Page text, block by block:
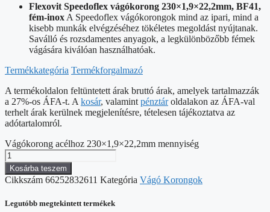
Flexovit Speedoflex vágókorong 230×1,9×22,2mm, BF41,
fém-inox A Speedoflex vágókorongok mind az ipari, mind a
kisebb munkák elvégzéséhez tökéletes megoldást nyújtanak.
Saválló és rozsdamentes anyagok, a legkülönbözőbb fémek
vágására kiválóan használhatóak.
Termékkategória Termékforgalmazó
A termékoldalon feltüntetett árak bruttó árak, amelyek tartalmazzák
a 27%-os ÁFA-t. A kosár, valamint pénztároldalakon az ÁFA-val
terhelt árak kerülnek megjelenítésre, tételesen tájékoztatva az
adótartalomról.
Vágókorong acélhoz 230×1,9×22,2mm mennyiség
Kosárba teszem
Cikkszám 66252832611 Kategória Vágó Korongok
Legutóbb megtekintett termékek